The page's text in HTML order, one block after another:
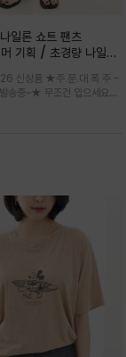
일론 쇼트 팬츠
획 / 초경량 나일론
/ 여행 / 일상 / 운동 모
신상품 ★주.문.대.폭.주 -
송중~★ 무조건 입으세요~~
이한 터치감의 나일론 소
까지 다양하게